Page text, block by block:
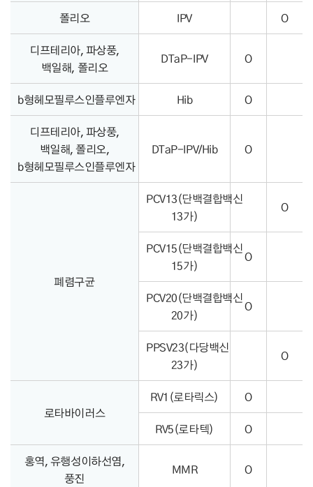
폴리오 IPV
O
디프테리아, 파상풍,
백일해, 폴리오
DTaP-IPV O
b형헤모필루스인플루엔자 Hib
O
디프테리아, 파상풍,
백일해, 폴리오,
b형헤모필루스인플루엔자
DTaP-IPV/Hib O
폐렴구균
PCV13(단백결합백신
13가)
O
PCV15(단백결합백신
15가)
O
PCV20(단백결합백신
20가)
O
PPSV23(다당백신
23가)
O
로타바이러스
RV1(로타릭스)
O
RV5(로타텍)
O
홍역, 유행성이하선염,
풍진
MMR O